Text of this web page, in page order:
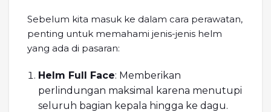
Sebelum kita masuk ke dalam cara perawatan,
penting untuk memahami jenis-jenis helm
yang ada di pasaran:
Helm Full Face: Memberikan
perlindungan maksimal karena menutupi
seluruh bagian kepala hingga ke dagu.